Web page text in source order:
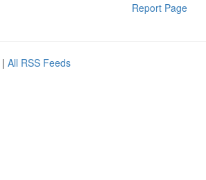
Report Page
| All RSS Feeds